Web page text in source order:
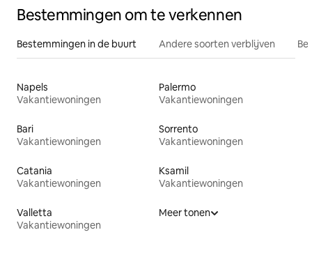
Bestemmingen om te verkennen
Bestemmingen in de buurt Andere soorten verblijven
Napels
Vakantiewoningen
Palermo
Vakantiewoningen
Bari
Vakantiewoningen
Sorrento
Vakantiewoningen
Catania
Vakantiewoningen
Ksamil
Vakantiewoningen
Valletta
Vakantiewoningen
Meer tonen